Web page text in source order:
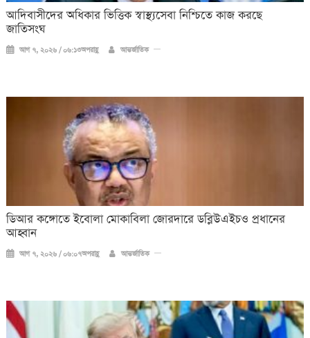
আদিবাসীদের অধিকার ভিত্তিক স্বাস্থ্যসেবা নিশ্চিতে কাজ করছে
জাতিসংঘ
আগ ৭, ২০২৬ / ০৬:১৩অপরাহ্ণ আন্তর্জাতিক
ডিআর কঙ্গোতে ইবোলা মোকাবিলা জোরদারে ডব্লিউএইচও প্রধানের
আহ্বান
আগ ৭, ২০২৬ / ০৬:০৭অপরাহ্ণ আন্তর্জাতিক